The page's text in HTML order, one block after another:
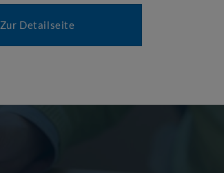
Zur Detailseite